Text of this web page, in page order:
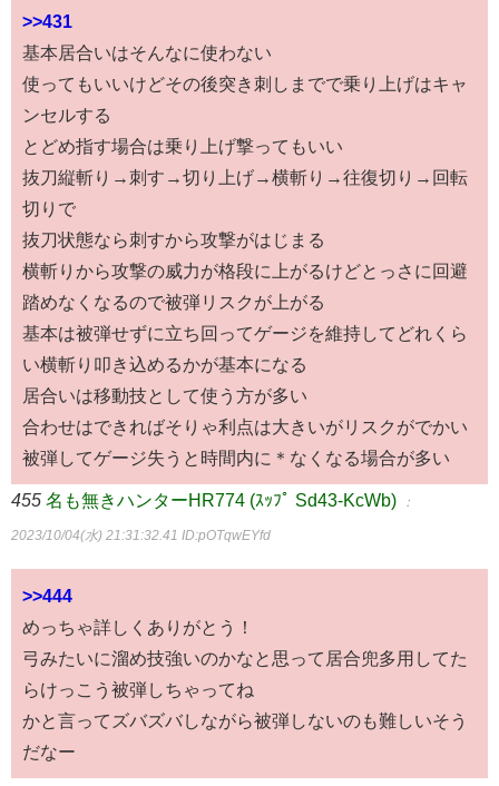
>>431
基本居合いはそんなに使わない
使ってもいいけどその後突き刺しまでで乗り上げはキャ
ンセルする
とどめ指す場合は乗り上げ撃ってもいい
抜刀縦斬り→刺す→切り上げ→横斬り→往復切り→回転
切りで
抜刀状態なら刺すから攻撃がはじまる
横斬りから攻撃の威力が格段に上がるけどとっさに回避
踏めなくなるので被弾リスクが上がる
基本は被弾せずに立ち回ってゲージを維持してどれくら
い横斬り叩き込めるかが基本になる
居合いは移動技として使う方が多い
合わせはできればそりゃ利点は大きいがリスクがでかい
被弾してゲージ失うと時間内に＊なくなる場合が多い
455 名も無きハンターHR774 (ｽｯﾌﾟ Sd43-KcWb) ：
2023/10/04(水) 21:31:32.41 ID:pOTqwEYfd
>>444
めっちゃ詳しくありがとう！
弓みたいに溜め技強いのかなと思って居合兜多用してた
らけっこう被弾しちゃってね
かと言ってズバズバしながら被弾しないのも難しいそう
だなー